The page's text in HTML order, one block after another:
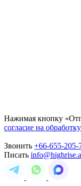
Нажимая кнопку
согласие на
Звонить +66-655-205-
Писать